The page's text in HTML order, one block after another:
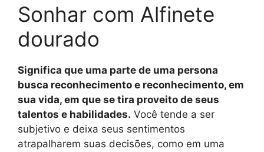
Sonhar com Alfinete
dourado
Significa que uma parte de uma persona
busca reconhecimento e reconhecimento, em
sua vida, em que se tira proveito de seus
talentos e habilidades. Você tende a ser
subjetivo e deixa seus sentimentos
atrapalharem suas decisões, como em uma